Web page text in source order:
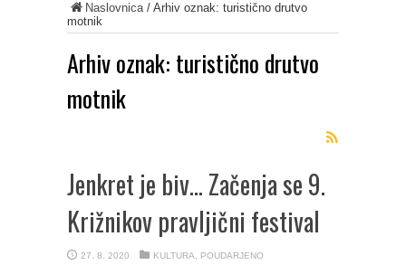
Naslovnica/ Arhiv oznak: turistično drutvo
motnik
Arhiv oznak: turistično drutvo
motnik
Jenkret je biv… Začenja se 9.
Križnikov pravljični festival
27. 8. 2020 KULTURA POUDARJENO